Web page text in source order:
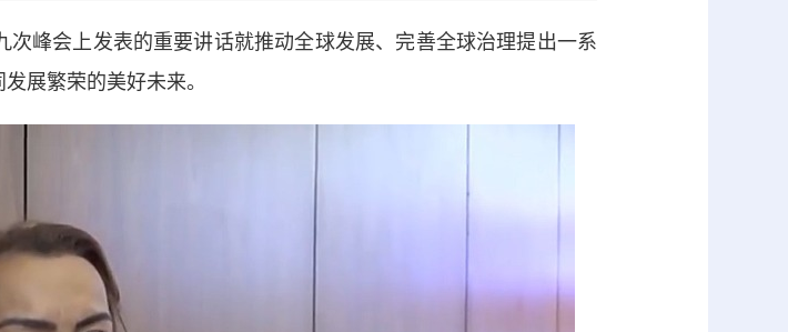
会上发表的重要讲话就推动全球发展、完善全球治理提出一系
展繁荣的美好未来。